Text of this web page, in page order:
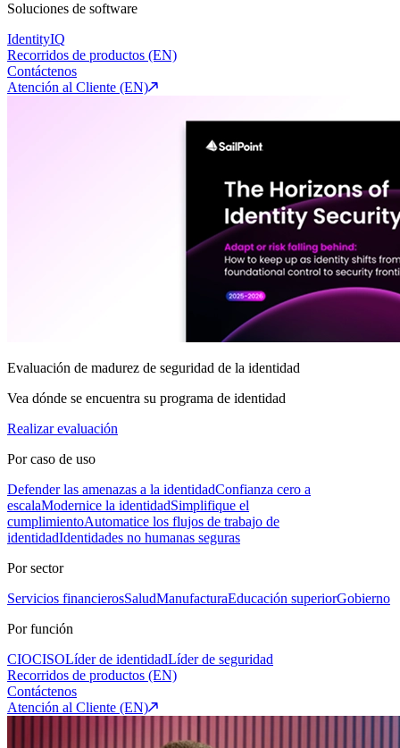
Soluciones de software
IdentityIQ
Recorridos de productos (EN)
Contáctenos
Atención al Cliente (EN)
Evaluación de madurez de seguridad de la identidad
Vea dónde se encuentra su programa de identidad
Realizar evaluación
Por caso de uso
Defender las amenazas a la identidadConfianza cero a
escalaModernice la identidadSimplifique el
cumplimientoAutomatice los flujos de trabajo de
identidadIdentidades no humanas seguras
Por sector
Servicios financierosSaludManufacturaEducación superiorGobierno
Por función
CIOCISOLíder de identidadLíder de seguridad
Recorridos de productos (EN)
Contáctenos
Atención al Cliente (EN)